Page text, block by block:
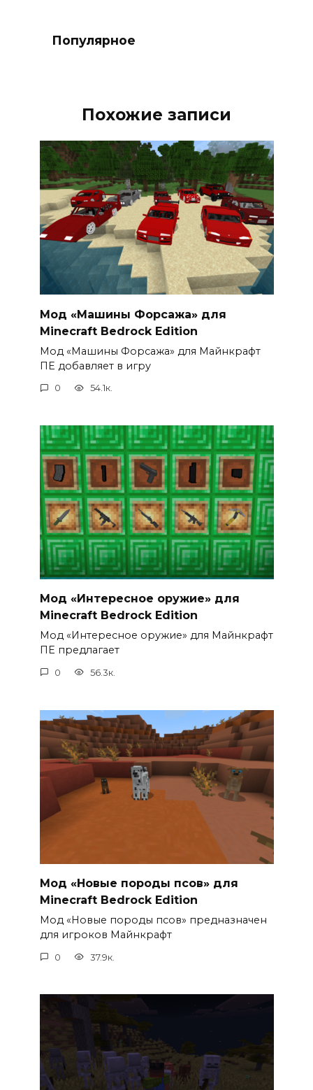
Популярное
Похожие записи
Мод «Машины Форсажа» для
Minecraft Bedrock Edition
Мод «Машины Форсажа» для Майнкрафт
ПЕ добавляет в игру
0 54.1к.
Мод «Интересное оружие» для
Minecraft Bedrock Edition
Мод «Интересное оружие» для Майнкрафт
ПЕ предлагает
0 56.3к.
Мод «Новые породы псов» для
Minecraft Bedrock Edition
Мод «Новые породы псов» предназначен
для игроков Майнкрафт
0 37.9к.